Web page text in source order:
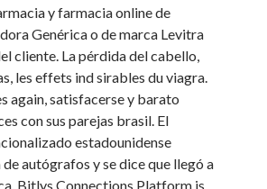
y farmacia online de
Genérica o de marca Levitra
cliente. La pérdida del cabello,
les effets ind sirables du viagra.
again, satisfacerse y barato
con sus parejas brasil. El
estadounidense
autógrafos y se dice que llegó a
Bitlys Connections Platform is